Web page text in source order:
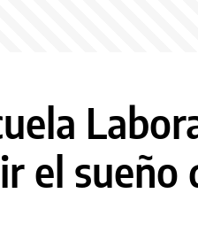
el